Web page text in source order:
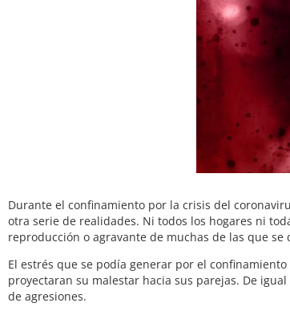
Durante el confinamiento por la crisis del
otra serie de realidades. Ni todos los hogares ni
reproducción o agravante de muchas de las que se
El estrés que se podía generar por el
proyectaran su malestar hacia sus parejas. De
de agresiones.